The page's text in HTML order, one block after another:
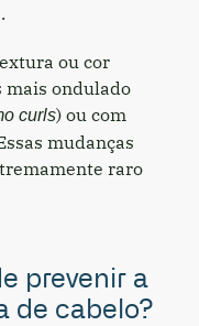
ou cor
mais ondulado
curls) ou com
mudanças
raro
prevenir a
de cabelo?